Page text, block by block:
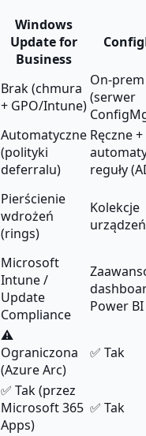
Windows
Update for
Business
Brak (chmura
+ GPO/Intune)
On-prem
(serwer
Automatyczne
(polityki
deferralu)
Ręczne +
reguły
Pierścienie
wdrożeń
(rings)
Kolekcje
urządzeń
Microsoft
Intune /
Update
Compliance
Power BI
⚠️
Ograniczona
(Azure Arc)
✅ Tak
✅ Tak (przez
Microsoft 365
Apps)
✅ Tak